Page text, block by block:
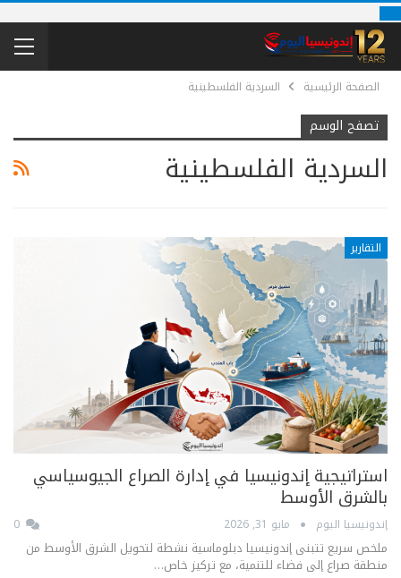
الصفحة الرئيسية السردية الفلسطينية
تصفح الوسم
السردية الفلسطينية
التقارير
استراتيجية إندونيسيا في إدارة الصراع الجيوسياسي
بالشرق الأوسط
إندونيسيا اليوم مايو 31, 2026
ملخص سريع تتبنى إندونيسيا دبلوماسية نشطة لتحويل الشرق الأوسط من
منطقة صراع إلى فضاء للتنمية، مع تركيز خاص…